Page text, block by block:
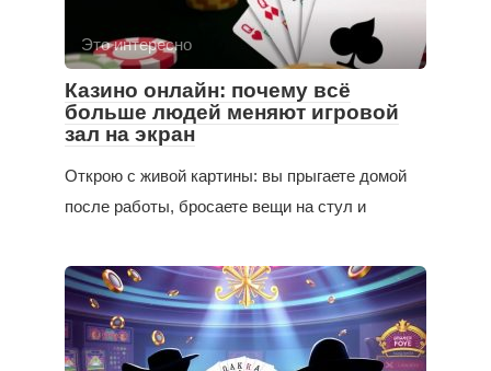
Это интересно
Казино онлайн: почему всё
больше людей меняют игровой
зал на экран
Открою с живой картины: вы прыгаете домой
после работы, бросаете вещи на стул и